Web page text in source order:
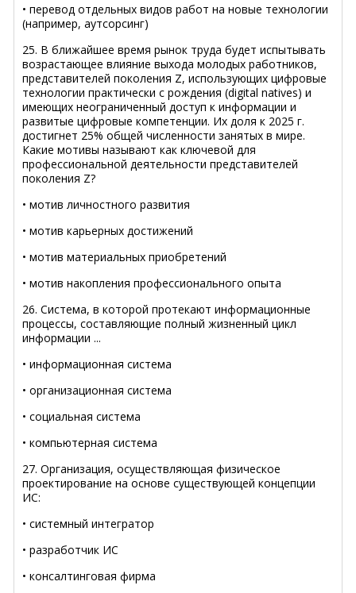
• перевод отдельных видов работ на новые технологии
(например, аутсорсинг)
25. В ближайшее время рынок труда будет испытывать
возрастающее влияние выхода молодых работников,
представителей поколения Z, использующих цифровые
технологии практически с рождения (digital natives) и
имеющих неограниченный доступ к информации и
развитые цифровые компетенции. Их доля к 2025 г.
достигнет 25% общей численности занятых в мире.
Какие мотивы называют как ключевой для
профессиональной деятельности представителей
поколения Z?
• мотив личностного развития
• мотив карьерных достижений
• мотив материальных приобретений
• мотив накопления профессионального опыта
26. Система, в которой протекают информационные
процессы, составляющие полный жизненный цикл
информации ...
• информационная система
• организационная система
• социальная система
• компьютерная система
27. Организация, осуществляющая физическое
проектирование на основе существующей концепции
ИС:
• системный интегратор
• разработчик ИС
• консалтинговая фирма